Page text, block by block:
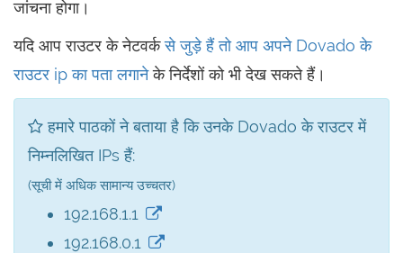
जांचना होगा।
यदि आप राउटर के नेटवर्कसे जुड़े हैं तो आप अपने Dovado के
राउटर ip का पता लगानेके निर्देशों को भी देख सकते हैं।
हमारे पाठकों ने बताया है कि उनके Dovado के राउटर में
निम्नलिखित IPs हैं:
(सूची में अधिक सामान्य उच्चतर)
192.168.1.1
192.168.0.1